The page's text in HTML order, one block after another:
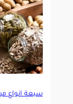
سبعة أنواع